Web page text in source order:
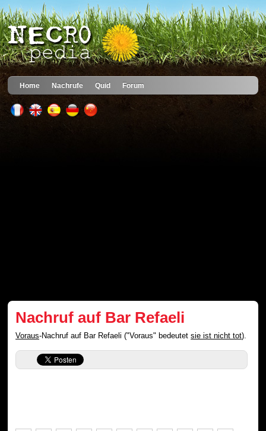
Home Nachrufe Quid Forum
Nachruf auf Bar Refaeli
Voraus-Nachruf auf Bar Refaeli ("Voraus" bedeutetsie ist nicht tot).